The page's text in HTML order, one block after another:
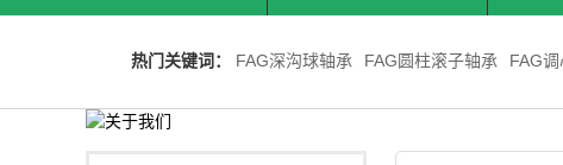
热门关键词： FAG深沟球轴承 FAG圆柱滚子轴承 FAG